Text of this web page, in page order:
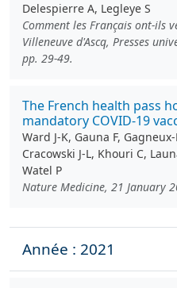
Delespierre A, Legleye S
Comment les Français ont-ils
Villeneuve d'Ascq, Presses
pp. 29-49.
The French health pass
mandatory COVID-19
Ward J-K, Gauna F,
Cracowski J-L, Khouri C,
Watel P
Nature Medicine, 21 January
Année : 2021